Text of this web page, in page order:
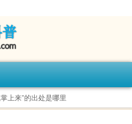
上来”的出处是哪里